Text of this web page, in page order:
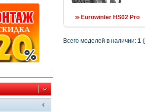
Eurowinter HS02 Pro
Всего моделей в наличии: 1 (